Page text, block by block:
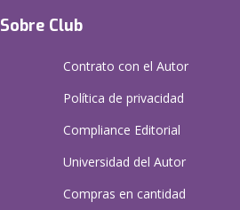
Sobre Club
Contrato con el Autor
Política de privacidad
Compliance Editorial
Universidad del Autor
Compras en cantidad